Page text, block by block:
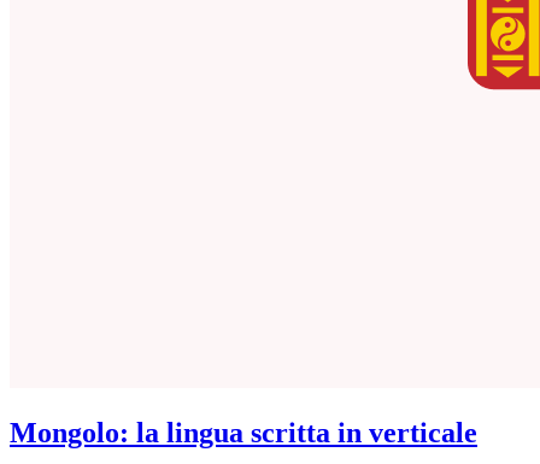
Mongolo: la lingua scritta in verticale